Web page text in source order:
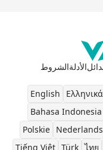
الأدلةالشروط
Ελληνικά
English
Bahasa Indonesia
Nederlands
Polskie
ไทย
Türk
Tiếng Việt